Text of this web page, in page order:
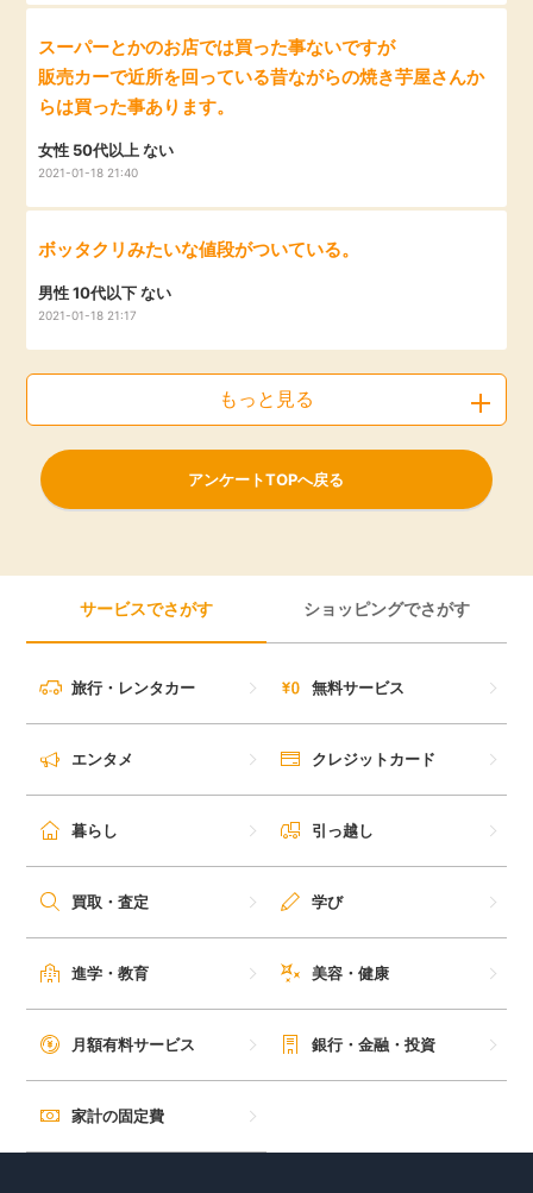
スーパーとかのお店では買った事ないですが
販売カーで近所を回っている昔ながらの焼き芋屋さんか
らは買った事あります。
女性 50代以上 ない
2021-01-18 21:40
ボッタクリみたいな値段がついている。
男性 10代以下 ない
2021-01-18 21:17
もっと見る
アンケートTOPへ戻る
サービスでさがす ショッピングでさがす
旅行・レンタカー 無料サービス
エンタメ クレジットカード
暮らし 引っ越し
買取・査定 学び
進学・教育 美容・健康
月額有料サービス 銀行・金融・投資
家計の固定費